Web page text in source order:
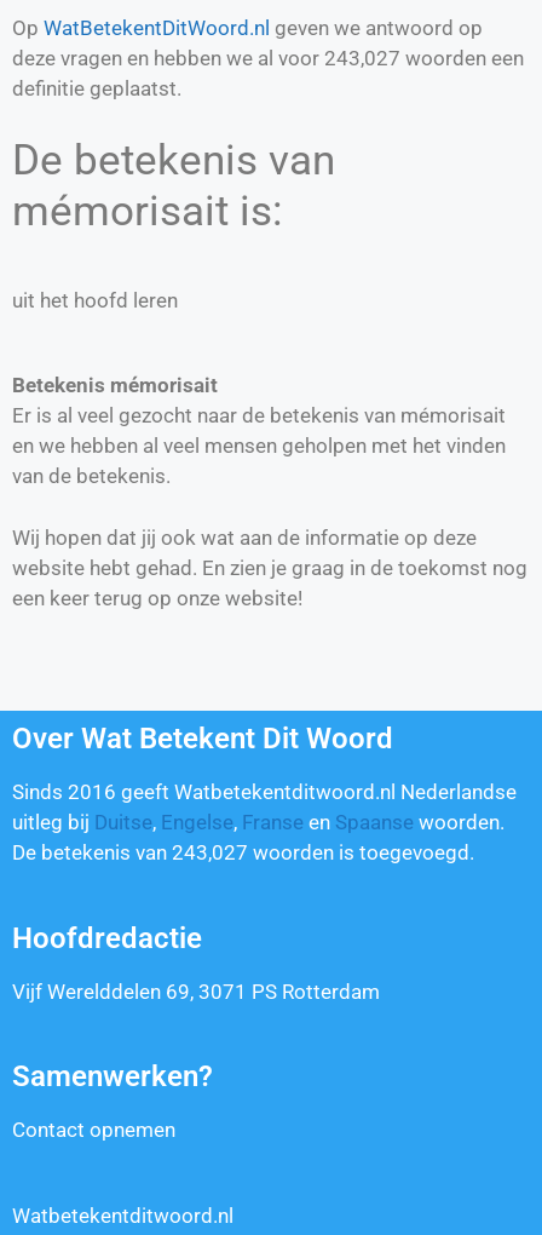
Op WatBetekentDitWoord.nl geven we antwoord op
deze vragen en hebben we al voor 243,027 woorden een
definitie geplaatst.
De betekenis van
mémorisait is:
uit het hoofd leren
Betekenis mémorisait
Er is al veel gezocht naar de betekenis van mémorisait
en we hebben al veel mensen geholpen met het vinden
van de betekenis.
Wij hopen dat jij ook wat aan de informatie op deze
website hebt gehad. En zien je graag in de toekomst nog
een keer terug op onze website!
Over Wat Betekent Dit Woord
Sinds 2016 geeft Watbetekentditwoord.nl Nederlandse
uitleg bij Duitse, Engelse, Franse en Spaanse woorden.
De betekenis van 243,027 woorden is toegevoegd.
Hoofdredactie
Vijf Werelddelen 69, 3071 PS Rotterdam
Samenwerken?
Contact opnemen
Watbetekentditwoord.nl